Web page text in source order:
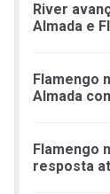
River
Almada e
Flamengo
Almada
Flamengo
resposta